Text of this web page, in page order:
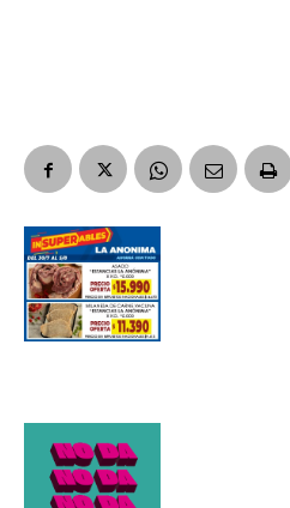
Dirección de correo electrónico
Nombre
Apellidos